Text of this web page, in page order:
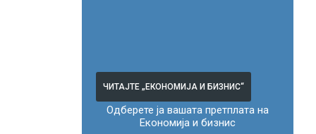
ЧИТАЈТЕ „ЕКОНОМИЈА И БИЗНИС“
Одберете ја вашата претплата на
Економија и бизнис